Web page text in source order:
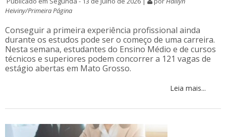
Heiviny/Primeira Página
Conseguir a primeira experiência profissional ainda
durante os estudos pode ser o começo de uma carreira.
Nesta semana, estudantes do Ensino Médio e de cursos
técnicos e superiores podem concorrer a 121 vagas de
estágio abertas em Mato Grosso.
Leia mais...